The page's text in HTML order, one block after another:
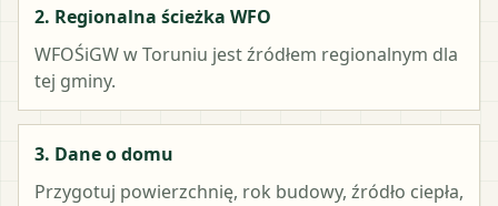
2. Regionalna ścieżka WFO
WFOŚiGW w Toruniu jest źródłem regionalnym dla
tej gminy.
3. Dane o domu
Przygotuj powierzchnię, rok budowy, źródło ciepła,